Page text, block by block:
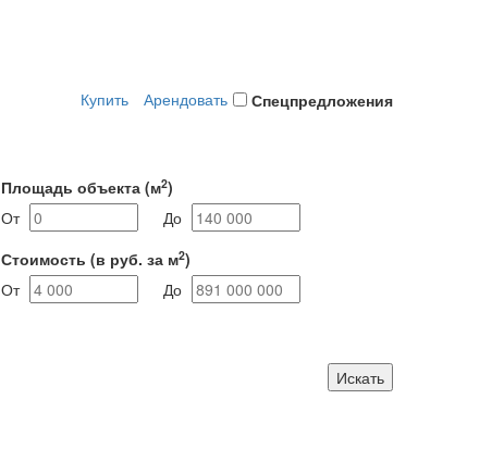
Спецпредложения
Купить
Арендовать
Площадь объекта (м2)
От
До
Стоимость (в руб. за м2)
От
До
Искать